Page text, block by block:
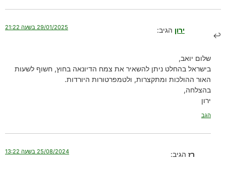
ירון הגיב: 29/01/2025 בשעה 21:22
שלום יואב,
בישראל בהחלט ניתן להשאיר את צמח הדיונאה בחוץ, חשוף לשעות
האור ההולכות ומתקצרות, ולטמפרטורות היורדות.
בהצלחה,
ירון
הגב
רז הגיב: 25/08/2024 בשעה 13:22